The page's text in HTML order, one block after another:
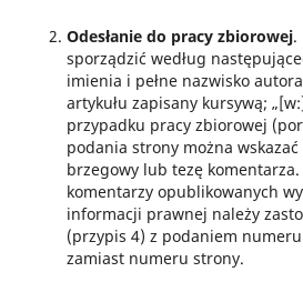
Odesłanie do pracy zbiorowej.
sporządzić według
imienia i pełne nazwisko
artykułu zapisany kursywą;
przypadku pracy zbiorowej
podania strony można
brzegowy lub tezę
komentarzy opublikowanych
informacji prawnej należy
(przypis 4) z podaniem
zamiast numeru strony.